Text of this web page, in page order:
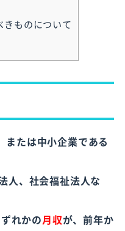
きものについて
または中小企業である
人、社会福祉法人な
れかの 月収が、前年か